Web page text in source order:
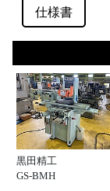
仕様書
黒田精工
GS-BMH